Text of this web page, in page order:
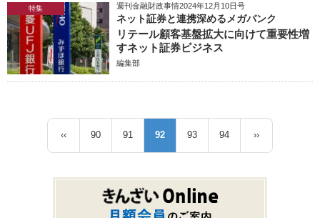
特集 週刊金融財政事情2024年12月10日号
ネット証券と連携深めるメガバンク
リテール顧客基盤拡大に向けて重要性増
すネット証券ビジネス
編集部
‹‹
90
91
ト
92
93
94
››